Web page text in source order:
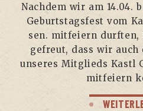
Nach­dem wir am 14.04.
Geburts­tags­fest vom
sen. mit­fei­ern durf­ten,
gefreut, dass wir auch
unse­res Mit­glieds Kastl
mit­fei­ern